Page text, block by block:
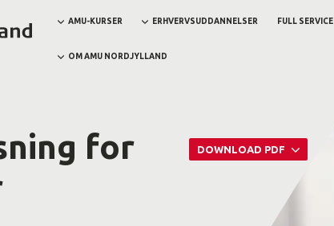
AMU-KURSER ERHVERVSUDDANNELSER FULL SERVICE
OM AMU NORDJYLLAND
for
DOWNLOAD PDF